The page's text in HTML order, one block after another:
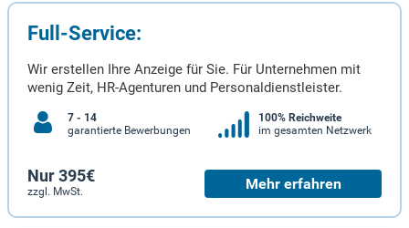
Full-Service:
Wir erstellen Ihre Anzeige für Sie. Für Unternehmen mit
wenig Zeit, HR-Agenturen und Personaldienstleister.
7 - 14
garantierte Bewerbungen
100% Reichweite
im gesamten Netzwerk
Nur 395€
zzgl. MwSt. Mehr erfahren